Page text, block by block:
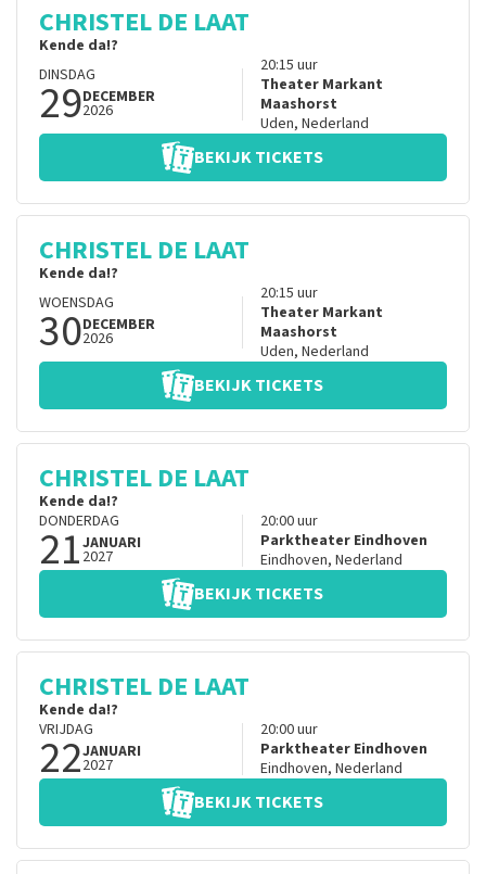
CHRISTEL DE LAAT
Kende da!?
DINSDAG
29DECEMBER
2026
20:15 uur
Theater Markant
Maashorst
Uden, Nederland
BEKIJK TICKETS
CHRISTEL DE LAAT
Kende da!?
WOENSDAG
30DECEMBER
2026
20:15 uur
Theater Markant
Maashorst
Uden, Nederland
BEKIJK TICKETS
CHRISTEL DE LAAT
Kende da!?
DONDERDAG
21JANUARI
2027
20:00uur
Parktheater Eindhoven
Eindhoven, Nederland
BEKIJK TICKETS
CHRISTEL DE LAAT
Kende da!?
VRIJDAG
22JANUARI
2027
20:00uur
Parktheater Eindhoven
Eindhoven, Nederland
BEKIJK TICKETS